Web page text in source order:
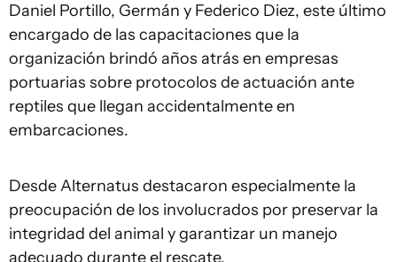
Daniel Portillo, Germán y Federico Diez, este último
encargado de las capacitaciones que la
organización brindó años atrás en empresas
portuarias sobre protocolos de actuación ante
reptiles que llegan accidentalmente en
embarcaciones.
Desde Alternatus destacaron especialmente la
preocupación de los involucrados por preservar la
integridad del animal y garantizar un manejo
adecuado durante el rescate.